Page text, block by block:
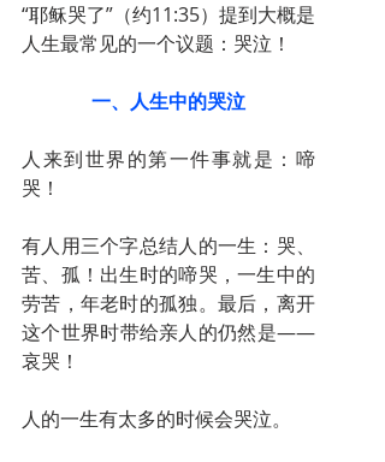
“耶稣哭了”（约11:35）提到大概是
人生最常见的一个议题：哭泣！
一、人生中的哭泣
人来到世界的第一件事就是：啼
哭！
有人用三个字总结人的一生：哭、
苦、孤！出生时的啼哭，一生中的
劳苦，年老时的孤独。最后，离开
这个世界时带给亲人的仍然是——
哀哭！
人的一生有太多的时候会哭泣。